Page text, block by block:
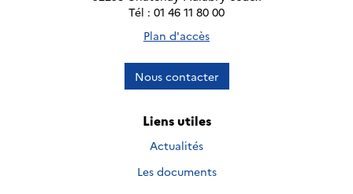
Tél : 01 46 11 80 00
Plan d'accès
Nous contacter
Liens utiles
Actualités
Les documents